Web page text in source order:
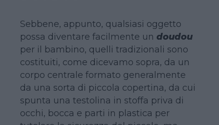
Sebbene, appunto, qualsiasi oggetto
possa diventare facilmente un doudou
per il bambino, quelli tradizionali sono
costituiti, come dicevamo sopra, da un
corpo centrale formato generalmente
da una sorta di piccola copertina, da cui
spunta una testolina in stoffa priva di
occhi, bocca e parti in plastica per